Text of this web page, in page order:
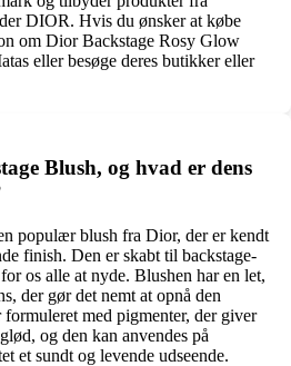
DIOR. Hvis du ønsker at købe
om Dior Backstage Rosy Glow
eller besøge deres butikker eller
Blush, og hvad er dens
populær blush fra Dior, der er kendt
finish. Den er skabt til backstage-
os alle at nyde. Blushen har en let,
der gør det nemt at opnå den
med pigmenter, der giver
og den kan anvendes på
et sundt og levende udseende.